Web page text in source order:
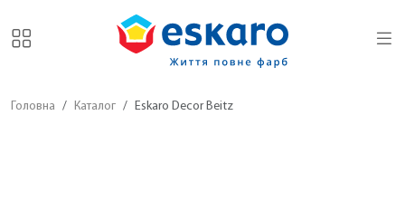
Головна Каталог Eskaro Decor Beitz